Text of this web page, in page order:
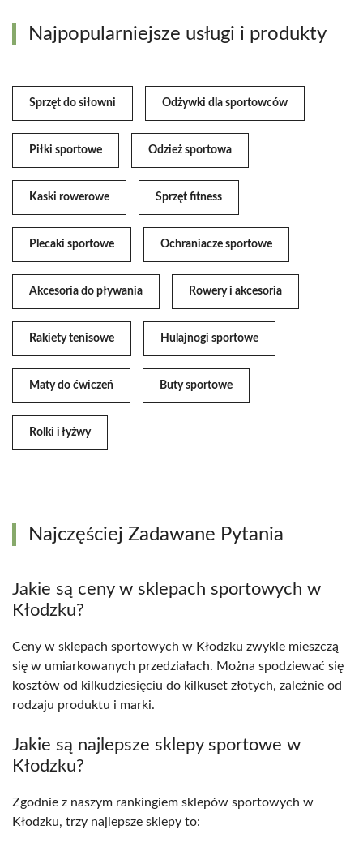
Najpopularniejsze usługi i produkty
Sprzęt do siłowni Odżywki dla sportowców
Piłki sportowe Odzież sportowa
Kaski rowerowe Sprzęt fitness
Plecaki sportowe Ochraniacze sportowe
Akcesoria do pływania Rowery i akcesoria
Rakiety tenisowe Hulajnogi sportowe
Maty do ćwiczeń Buty sportowe
Rolki i łyżwy
Najczęściej Zadawane Pytania
Jakie są ceny w sklepach sportowych w
Kłodzku?
Ceny w sklepach sportowych w Kłodzku zwykle mieszczą
się w umiarkowanych przedziałach. Można spodziewać się
kosztów od kilkudziesięciu do kilkuset złotych, zależnie od
rodzaju produktu i marki.
Jakie są najlepsze sklepy sportowe w
Kłodzku?
Zgodnie z naszym rankingiem sklepów sportowych w
Kłodzku, trzy najlepsze sklepy to: